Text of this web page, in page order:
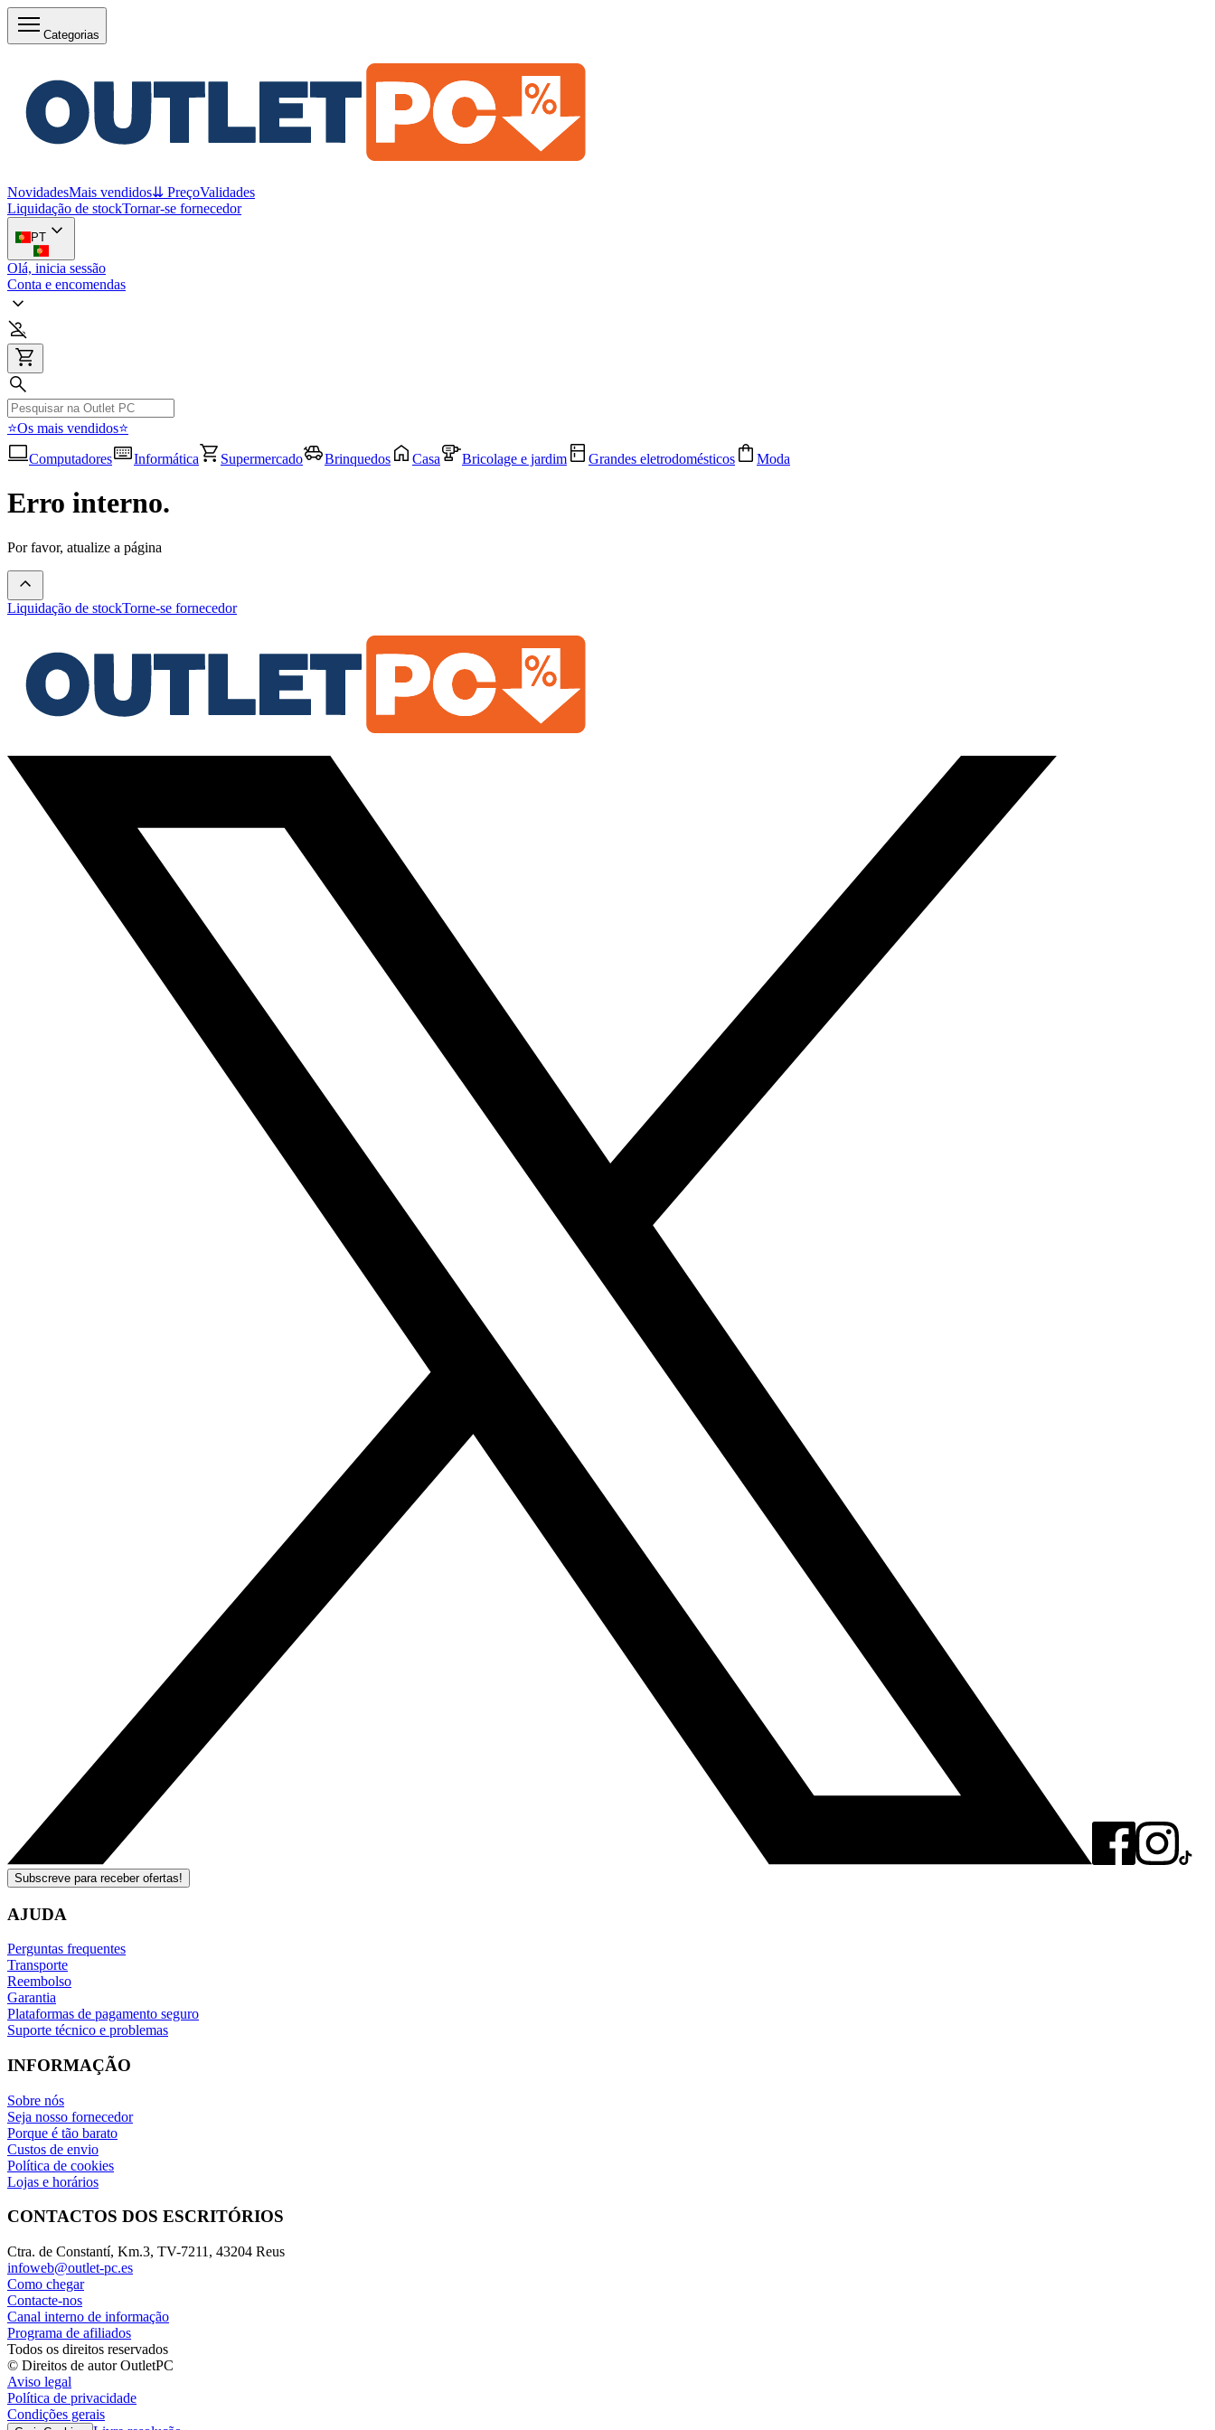
Categorias
NovidadesMais vendidos⇊ PreçoValidades
Liquidação de stockTornar-se fornecedor
PT
Olá, inicia sessão
Conta e encomendas
⭐Os mais vendidos⭐
Computadores
Informática Supermercado Brinquedos Casa Bricolage e jardim Grandes eletrodomésticos Moda
Erro interno.
Por favor, atualize a página
Liquidação de stockTorne-se fornecedor
Subscreve para receber ofertas!
AJUDA
Perguntas frequentes
Transporte
Reembolso
Garantia
Plataformas de pagamento seguro
Suporte técnico e problemas
INFORMAÇÃO
Sobre nós
Seja nosso fornecedor
Porque é tão barato
Custos de envio
Política de cookies
Lojas e horários
CONTACTOS DOS ESCRITÓRIOS
Ctra. de Constantí, Km.3, TV-7211, 43204 Reus
infoweb@outlet-pc.es
Como chegar
Contacte-nos
Canal interno de informação
Programa de afiliados
Todos os direitos reservados
© Direitos de autor OutletPC
Aviso legal
Política de privacidade
Condições gerais